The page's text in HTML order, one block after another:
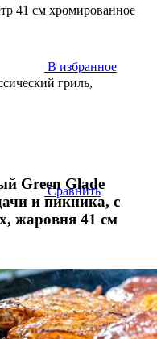
В избранное
Сравнить
41 см хромированное
гриль,
Green Glade
и пикника, c
жаровня 41 см